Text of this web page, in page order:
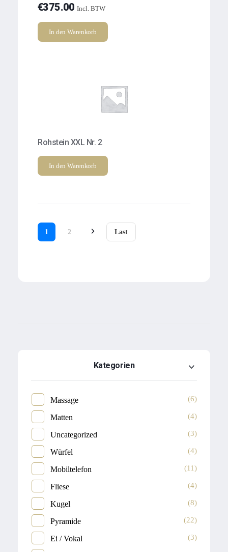
€375.00 Incl. BTW
In den Warenkorb
Rohstein XXL Nr. 2
In den Warenkorb
1 2 Last
Kategorien
Massage (6)
Matten (4)
Uncategorized (3)
Würfel (4)
Mobiltelefon (11)
Fliese (4)
Kugel (8)
Pyramide (22)
Ei / Vokal (3)